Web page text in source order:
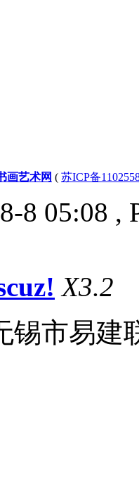
画艺术网 ( 苏ICP备
8 05:08 ,
X3.2
锡市易建